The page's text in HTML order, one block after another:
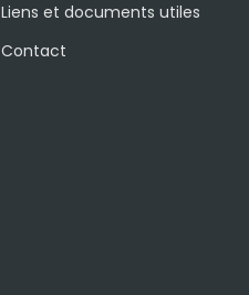
Liens et documents utiles
Contact